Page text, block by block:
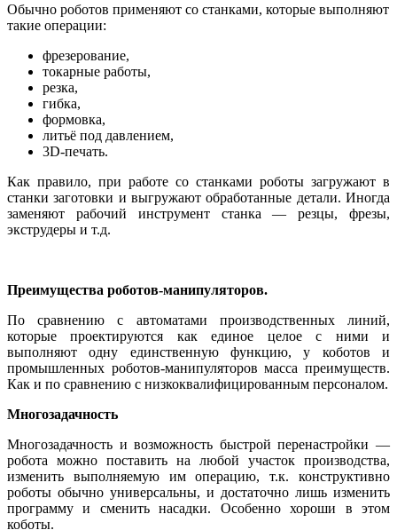
Обычно роботов применяют со станками, которые выполняют
такие операции:
фрезерование,
токарные работы,
резка,
гибка,
формовка,
литьё под давлением,
3D-печать.
Как правило, при работе со станками роботы загружают в
станки заготовки и выгружают обработанные детали. Иногда
заменяют рабочий инструмент станка — резцы, фрезы,
экструдеры и т.д.
Преимущества роботов-манипуляторов.
По сравнению с автоматами производственных линий,
которые проектируются как единое целое с ними и
выполняют одну единственную функцию, у коботов и
промышленных роботов-манипуляторов масса преимуществ.
Как и по сравнению с низкоквалифицированным персоналом.
Многозадачность
Многозадачность и возможность быстрой перенастройки —
робота можно поставить на любой участок производства,
изменить выполняемую им операцию, т.к. конструктивно
роботы обычно универсальны, и достаточно лишь изменить
программу и сменить насадки. Особенно хороши в этом
коботы.